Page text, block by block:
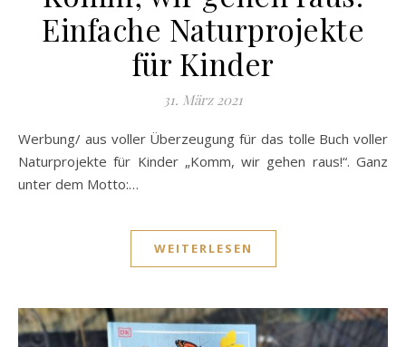
Einfache Naturprojekte
für Kinder
31. März 2021
Werbung/ aus voller Überzeugung für das tolle Buch voller
Naturprojekte für Kinder „Komm, wir gehen raus!“. Ganz
unter dem Motto:…
WEITERLESEN